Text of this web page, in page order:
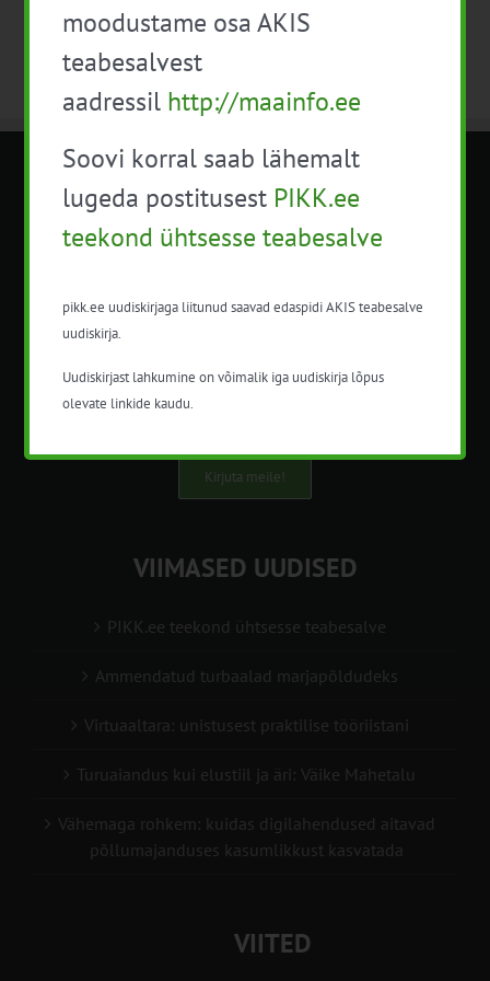
METK NÕUANDETEENISTUS
Nõuandeteenistuse nimetuse alt
nõustamisteenuseid.
info@pikk.ee
Kirjuta meile!
VIIMASED UUDISED
PIKK.ee teekond ühtsesse teabesalve
Ammendatud turbaalad marjapõldudeks
Virtuaaltara: unistusest praktilise tööriistani
Turuaiandus kui elustiil ja äri: Väike Mahetalu
Vähemaga rohkem: kuidas digilahendused aitavad
põllumajanduses kasumlikkust kasvatada
VIITED
moodustame osa AKIS
teabesalvest
aadressil http://maainfo.ee
Soovi korral saab lähemalt
lugeda postitusest PIKK.ee
teekond ühtsesse teabesalve
pikk.ee uudiskirjaga liitunud saavad edaspidi AKIS teabesalve
uudiskirja.
Uudiskirjast lahkumine on võimalik iga uudiskirja lõpus
olevate linkide kaudu.